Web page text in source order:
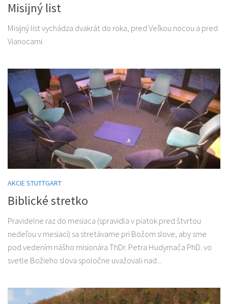
Misijný list
Misijný list vychádza dvakrát do roka, pred Veľkou nocou a pred
Vianocami.
AKCIE STUTTGART
Biblické stretko
Pravidelne raz do mesiaca (spravidla v piatok pred štvrtou
nedeľou v mesiaci) sa stretávame pri Božom slove, aby sme
pod vedením nášho misionára ThDr. Petra Hudymača PhD. vo
svetle Božieho slova spoločne uvažovali nad...